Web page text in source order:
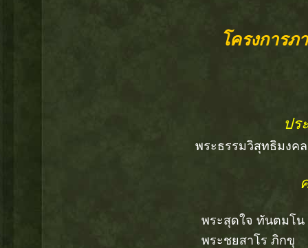
โครงการ
ปร
พระธรรมวิสุทธิมงค
พระสุดใจ ทันตมโน วัดป่
พระชยสาโร ภิกขุ สถานพำนัก